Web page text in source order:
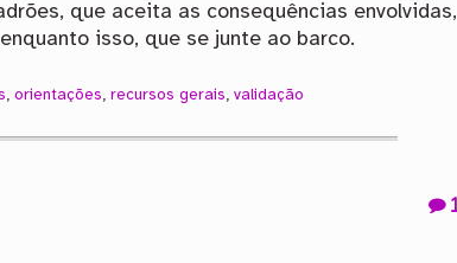
que aceita as consequências envolvidas,
isso, que se junte ao barco.
,orientações,recursos gerais,validação
1